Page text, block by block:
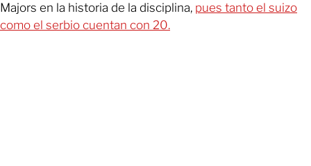
Majors en la historia de la disciplina, pues tanto el suizo
como el serbio cuentan con 20.